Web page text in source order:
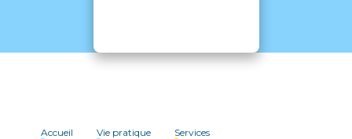
Accueil Vie pratique Services